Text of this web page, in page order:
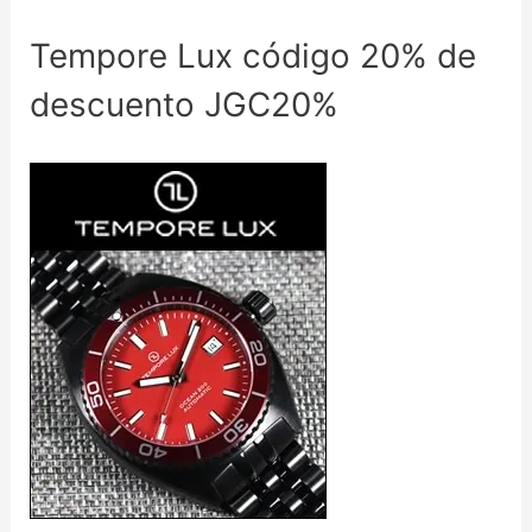
Tempore Lux código 20% de
descuento JGC20%